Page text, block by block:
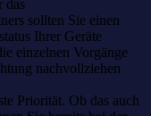
das
sollten Sie einen
Ihrer Geräte
einzelnen Vorgänge
nachvollziehen
Priorität. Ob das auch